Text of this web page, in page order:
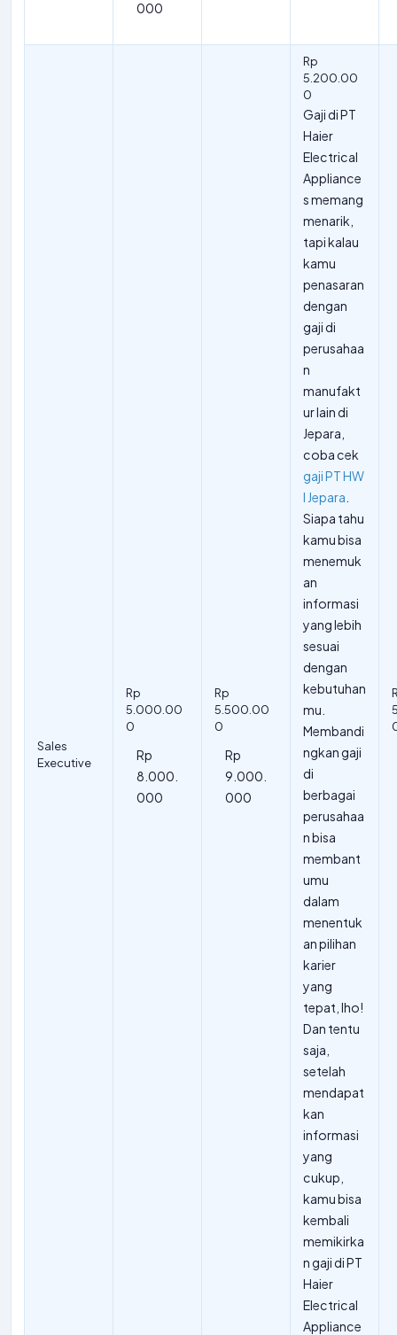
000
Sales
Executive
Rp
5.000.00
0
Rp
8.000.
000
Rp
5.500.00
0
Rp
9.000.
000
Rp
5.200.00
0
Gaji di PT
Haier
Electrical
Appliance
s memang
menarik,
tapi kalau
kamu
penasaran
dengan
gaji di
perusahaa
n
manufakt
ur lain di
Jepara,
coba cek
gaji PT HW
I Jepara
Siapa tahu
kamu bisa
menemuk
an
informasi
yang lebih
sesuai
dengan
kebutuhan
mu.
Membandi
ngkan gaji
di
berbagai
perusahaa
n bisa
membant
umu
dalam
menentuk
an pilihan
karier
yang
tepat, lho!
Dan tentu
saja,
setelah
mendapat
kan
informasi
yang
cukup,
kamu bisa
kembali
memikirka
n gaji di PT
Haier
Electrical
Appliance